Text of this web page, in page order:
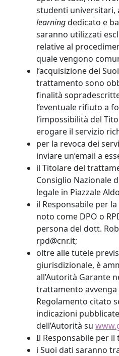
studenti universitari,
learningdedicato e
saranno utilizzati
relative al
quale vengono
l’acquisizione dei
trattamento sono
finalità
l’eventuale rifiuto a
l’impossibilità del
erogare il servizio
per la revoca dei
inviare un’email a
il Titolare del
Consiglio Nazionale
legale in Piazzale
il Responsabile per
noto come DPO o
persona del dott.
rpd@cnr.it;
oltre alle tutele
giurisdizionale, è
all’Autorità Garante
trattamento avvenga
Regolamento citato
indicazioni
dell’Autorità su
Il Responsabile per il
i Suoi dati saranno